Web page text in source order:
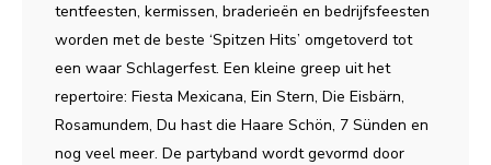
tentfeesten, kermissen, braderieën en bedrijfsfeesten
worden met de beste ‘Spitzen Hits’ omgetoverd tot
een waar Schlagerfest. Een kleine greep uit het
repertoire: Fiesta Mexicana, Ein Stern, Die Eisbärn,
Rosamundem, Du hast die Haare Schön, 7 Sünden en
nog veel meer. De partyband wordt gevormd door